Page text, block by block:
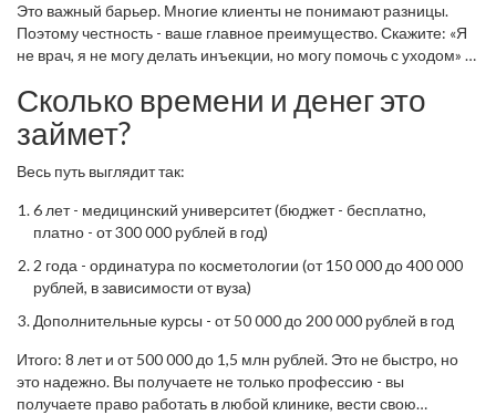
химическими пилингами выше 30%.
Это важный барьер. Многие клиенты не понимают разницы.
Поэтому честность - ваше главное преимущество. Скажите: «Я
не врач, я не могу делать инъекции, но могу помочь с уходом» -
Сколько времени и денег это
займет?
Весь путь выглядит так:
6 лет - медицинский университет (бюджет - бесплатно,
платно - от 300 000 рублей в год)
2 года - ординатура по косметологии (от 150 000 до 400 000
рублей, в зависимости от вуза)
Дополнительные курсы - от 50 000 до 200 000 рублей в год
Итого: 8 лет и от 500 000 до 1,5 млн рублей. Это не быстро, но
это надежно. Вы получаете не только профессию - вы
получаете право работать в любой клинике, вести свою